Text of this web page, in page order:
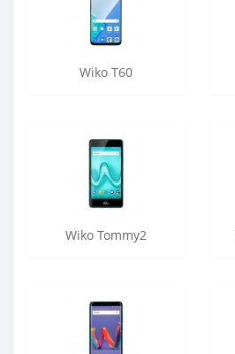
Wiko T60
Wiko Tommy2